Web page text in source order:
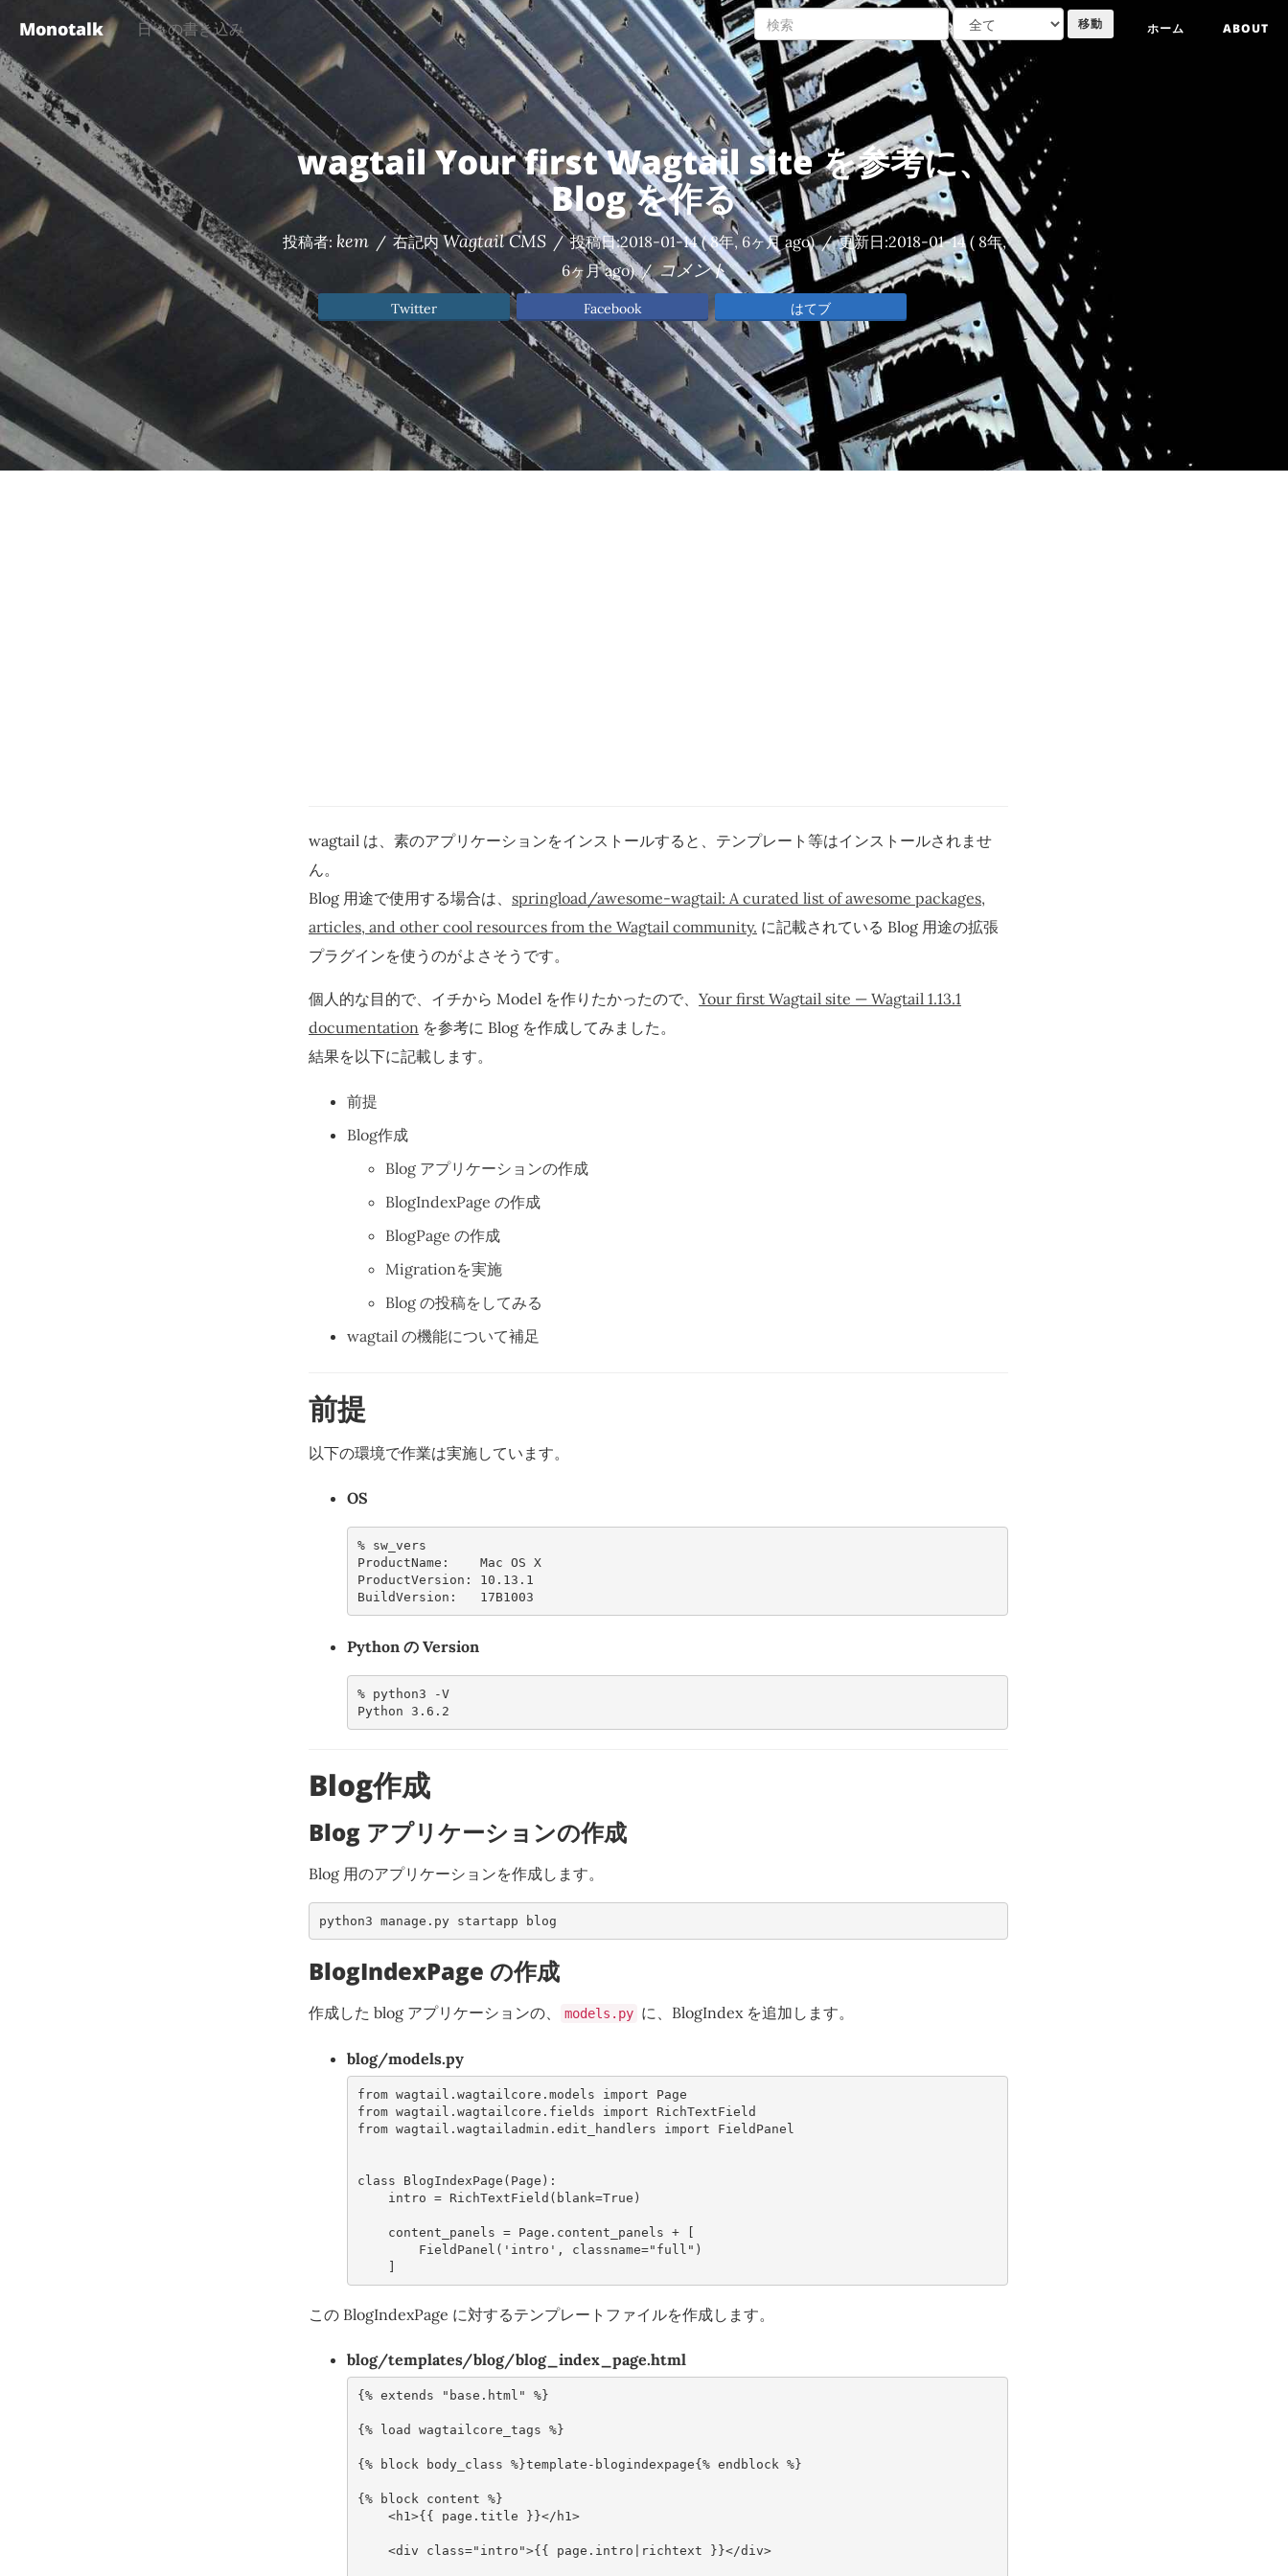
Monotalk 日々の書き込み ホーム ABOUT
wagtail Your first Wagtail site を参考に、
Blog を作る
投稿者: kem / 右記内Wagtail CMS / 投稿日:2018-01-14( 8年, 6ヶ月 ago) / 更新日:2018-01-14( 8年,
6ヶ月 ago) / コメント
Twitter Facebook はてブ
wagtail は、素のアプリケーションをインストールすると、テンプレート等はインストールされませ
ん。
Blog 用途で使用する場合は、 springload/awesome-wagtail: A curated list of awesome packages,
articles, and other cool resources from the Wagtail community. に記載されている Blog 用途の拡張
プラグインを使うのがよさそうです。
個人的な目的で、イチから Model を作りたかったので、 Your first Wagtail site — Wagtail 1.13.1
documentation を参考に Blog を作成してみました。
結果を以下に記載します。
前提
Blog作成
Blog アプリケーションの作成
BlogIndexPage の作成
BlogPage の作成
Migrationを実施
Blog の投稿をしてみる
wagtail の機能について補足
前提
以下の環境で作業は実施しています。
OS
%
ProductName:    Mac OS X
ProductVersion: 10.13.1
BuildVersion:   17B1003
Python の Version
% python3
-V
Python 3.6.2
Blog作成
Blog アプリケーションの作成
Blog 用のアプリケーションを作成します。
python3 manage.py startapp blog
BlogIndexPage の作成
作成した blog アプリケーションの、 models.py に、BlogIndex を追加します。
blog/models.py
from wagtail.wagtailcore.models import
Page
from wagtail.wagtailcore.fields import
RichTextField
from wagtail.wagtailadmin.edit_handlers import FieldPanel
class BlogIndexPage ( Page ):
intro = RichTextField ( blank=True )
content_panels = Page . content_panels +
[
FieldPanel ( 'intro' , classname="full" )
]
この BlogIndexPage に対するテンプレートファイルを作成します。
blog/templates/blog/blog_index_page.html
{% extends "base.html" %}
{% load wagtailcore_tags %}
{% block body_class %}template - blogindexpage{% endblock %}
{% block content %}
<h1 >{{ page . title }}</ h1 >
<div class="intro">{{ page . intro richtext }}</div>